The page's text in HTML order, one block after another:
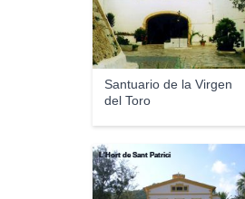
Santuario de la Virgen
del Toro
L'Hort de Sant Patrici